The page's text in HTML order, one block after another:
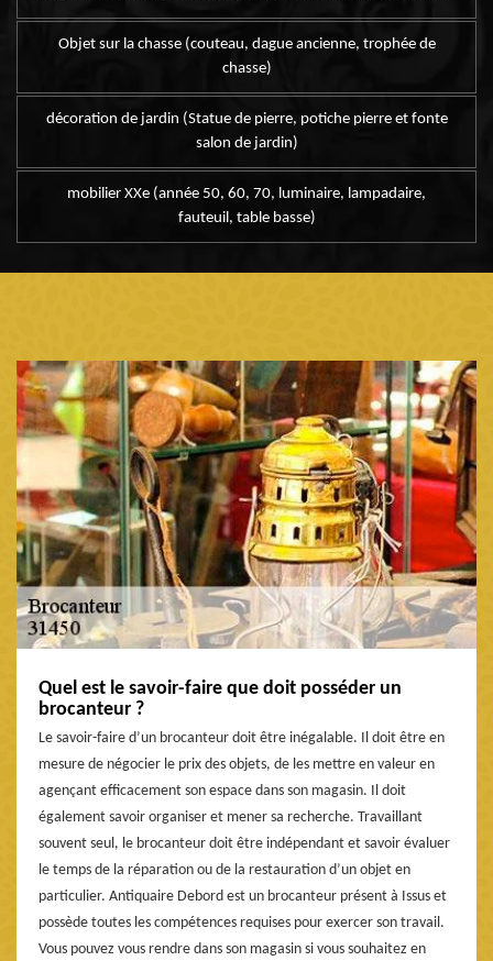
Objet sur la chasse (couteau, dague ancienne, trophée de
chasse)
décoration de jardin (Statue de pierre, potiche pierre et fonte
salon de jardin)
mobilier XXe (année 50, 60, 70, luminaire, lampadaire,
fauteuil, table basse)
Quel est le savoir-faire que doit posséder un
brocanteur ?
Le savoir-faire d’un brocanteur doit être inégalable. Il doit être en
mesure de négocier le prix des objets, de les mettre en valeur en
agençant efficacement son espace dans son magasin. Il doit
également savoir organiser et mener sa recherche. Travaillant
souvent seul, le brocanteur doit être indépendant et savoir évaluer
le temps de la réparation ou de la restauration d’un objet en
particulier. Antiquaire Debord est un brocanteur présent à Issus et
possède toutes les compétences requises pour exercer son travail.
Vous pouvez vous rendre dans son magasin si vous souhaitez en